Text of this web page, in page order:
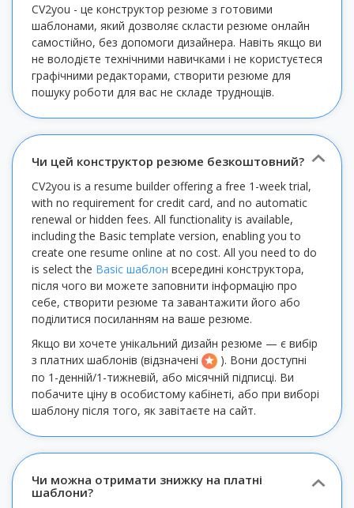
CV2you - це конструктор резюме з готовими
шаблонами, який дозволяє скласти резюме онлайн
самостійно, без допомоги дизайнера. Навіть якщо ви
не володієте технічними навичками і не користуєтеся
графічними редакторами, створити резюме для
пошуку роботи для вас не складе труднощів.
Чи цей конструктор резюме безкоштовний?
CV2you is a resume builder offering a free 1-week trial,
with no requirement for credit card, and no automatic
renewal or hidden fees. All functionality is available,
including the Basic template version, enabling you to
create one resume online at no cost. All you need to do
is select the Basic шаблон всередині конструктора,
після чого ви можете заповнити інформацію про
себе, створити резюме та завантажити його або
поділитися посиланням на ваше резюме.
Якщо ви хочете унікальний дизайн резюме — є вибір
з платних шаблонів (відзначені
). Вони доступні
по 1-денній/1-тижневій, або місячній підписці. Ви
побачите ціну в особистому кабінеті, або при виборі
шаблону після того, як завітаєте на сайт.
Чи можна отримати знижку на платні
шаблони?